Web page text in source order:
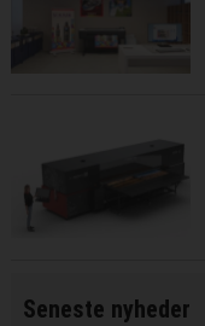
Seneste nyheder